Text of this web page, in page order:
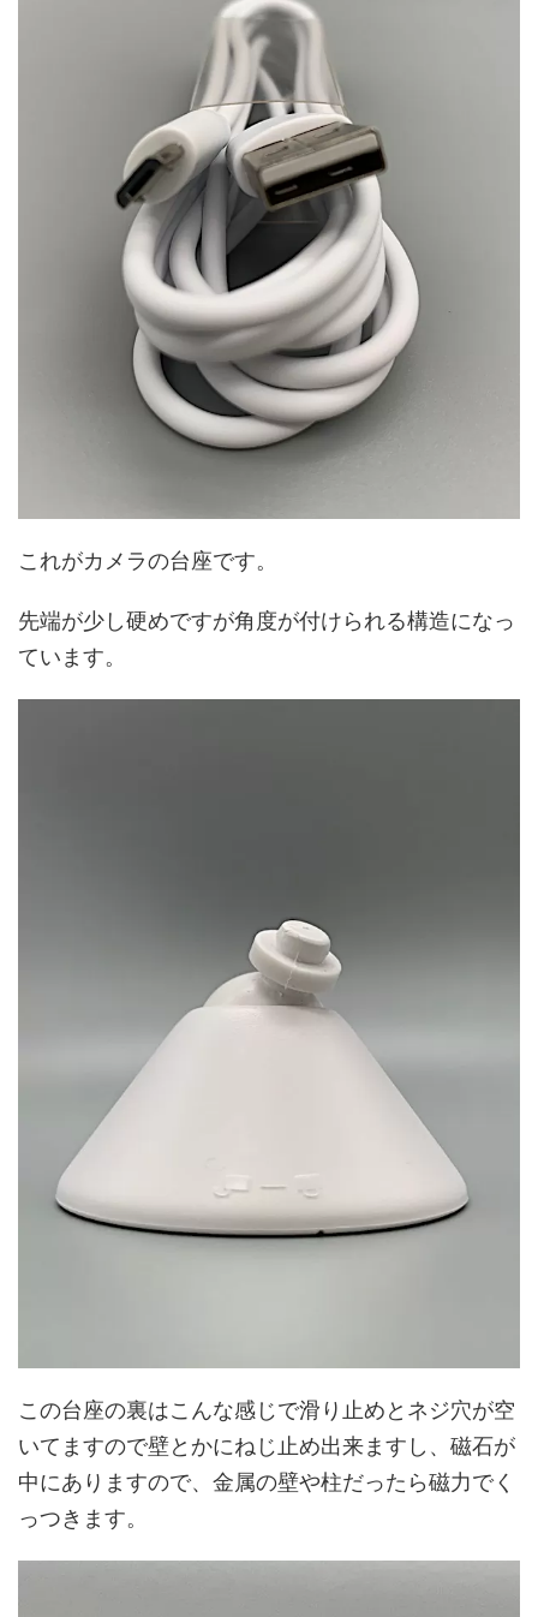
これがカメラの台座です。
先端が少し硬めですが角度が付けられる構造になっ
ています。
この台座の裏はこんな感じで滑り止めとネジ穴が空
いてますので壁とかにねじ止め出来ますし、磁石が
中にありますので、金属の壁や柱だったら磁力でく
っつきます。